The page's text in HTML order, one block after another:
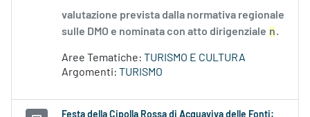
valutazione prevista dalla normativa regionale
sulle DMO e nominata con atto dirigenziale n.
Aree Tematiche: TURISMO E CULTURA
Argomenti: TURISMO